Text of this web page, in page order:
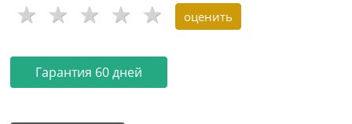
Гарантия 60 дней